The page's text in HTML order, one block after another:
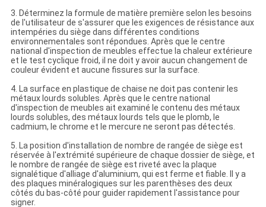
3. Déterminez la formule de matière première selon les besoins
de l'utilisateur de s'assurer que les exigences de résistance aux
intempéries du siège dans différentes conditions
environnementales sont répondues. Après que le centre
national d'inspection de meubles effectue la chaleur extérieure
et le test cyclique froid, il ne doit y avoir aucun changement de
couleur évident et aucune fissures sur la surface.
4. La surface en plastique de chaise ne doit pas contenir les
métaux lourds solubles. Après que le centre national
d'inspection de meubles ait examiné le contenu des métaux
lourds solubles, des métaux lourds tels que le plomb, le
cadmium, le chrome et le mercure ne seront pas détectés.
5. La position d'installation de nombre de rangée de siège est
réservée à l'extrémité supérieure de chaque dossier de siège, et
le nombre de rangée de siège est riveté avec la plaque
signalétique d'alliage d'aluminium, qui est ferme et fiable. Il y a
des plaques minéralogiques sur les parenthèses des deux
côtés du bas-côté pour guider rapidement l'assistance pour
signer.